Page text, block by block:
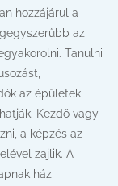
hozzájárul a
az
Tanulni
az épületek
Kezdő vagy
a képzés az
zajlik. A
házi